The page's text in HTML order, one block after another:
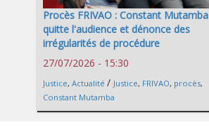
Procès FRIVAO : Constant Mutamba
quitte l'audience et dénonce des
irrégularités de procédure
27/07/2026 - 15:30
Justice, Actualité / Justice, FRIVAO, procès,
Constant Mutamba